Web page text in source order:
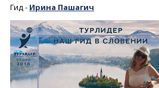
Гид - Ирина Пашагич